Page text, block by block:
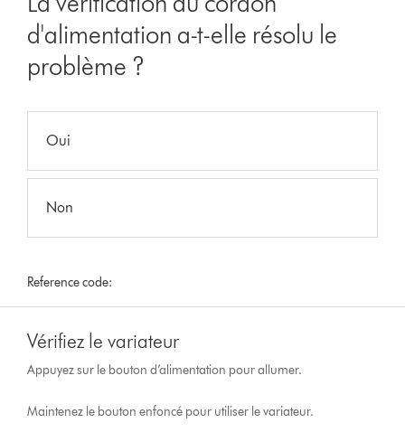
d'alimentation a-t-elle résolu le
problème ?
Oui
Non
Reference code:
Vérifiez le variateur
Appuyez sur le bouton d’alimentation pour allumer.
Maintenez le bouton enfoncé pour utiliser le variateur.